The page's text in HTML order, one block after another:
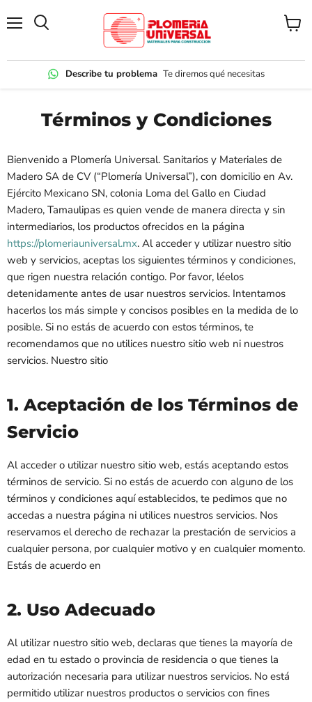
Describe tu problema Te diremos qué necesitas
Ver
Términos y Condiciones
Bienvenido a Plomería Universal. Sanitarios y Materiales de
Madero SA de CV (“Plomería Universal”), con domicilio en Av.
Ejército Mexicano SN, colonia Loma del Gallo en Ciudad
Madero, Tamaulipas es quien vende de manera directa y sin
intermediarios, los productos ofrecidos en la página
https://plomeriauniversal.mx. Al acceder y utilizar nuestro sitio
web y servicios, aceptas los siguientes términos y condiciones,
que rigen nuestra relación contigo. Por favor, léelos
detenidamente antes de usar nuestros servicios. Intentamos
hacerlos los más simple y concisos posibles en la medida de lo
posible. Si no estás de acuerdo con estos términos, te
recomendamos que no utilices nuestro sitio web ni nuestros
servicios. Nuestro sitio
1. Aceptación de los Términos de
Servicio
Al acceder o utilizar nuestro sitio web, estás aceptando estos
términos de servicio. Si no estás de acuerdo con alguno de los
términos y condiciones aquí establecidos, te pedimos que no
accedas a nuestra página ni utilices nuestros servicios. Nos
reservamos el derecho de rechazar la prestación de servicios a
cualquier persona, por cualquier motivo y en cualquier momento.
Estás de acuerdo en
2. Uso Adecuado
Al utilizar nuestro sitio web, declaras que tienes la mayoría de
edad en tu estado o provincia de residencia o que tienes la
autorización necesaria para utilizar nuestros servicios. No está
permitido utilizar nuestros productos o servicios con fines